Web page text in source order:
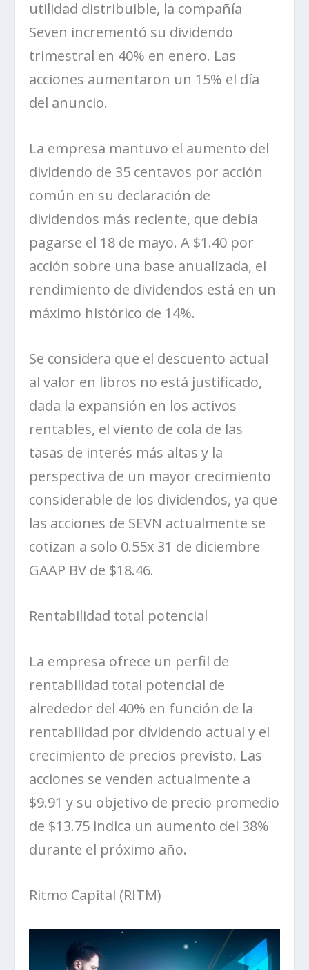
utilidad distribuible, la compañía
Seven incrementó su dividendo
trimestral en 40% en enero. Las
acciones aumentaron un 15% el día
del anuncio.
La empresa mantuvo el aumento del
dividendo de 35 centavos por acción
común en su declaración de
dividendos más reciente, que debía
pagarse el 18 de mayo. A $1.40 por
acción sobre una base anualizada, el
rendimiento de dividendos está en un
máximo histórico de 14%.
Se considera que el descuento actual
al valor en libros no está justificado,
dada la expansión en los activos
rentables, el viento de cola de las
tasas de interés más altas y la
perspectiva de un mayor crecimiento
considerable de los dividendos, ya que
las acciones de SEVN actualmente se
cotizan a solo 0.55x 31 de diciembre
GAAP BV de $18.46.
Rentabilidad total potencial
La empresa ofrece un perfil de
rentabilidad total potencial de
alrededor del 40% en función de la
rentabilidad por dividendo actual y el
crecimiento de precios previsto. Las
acciones se venden actualmente a
$9.91 y su objetivo de precio promedio
de $13.75 indica un aumento del 38%
durante el próximo año.
Ritmo Capital (RITM)